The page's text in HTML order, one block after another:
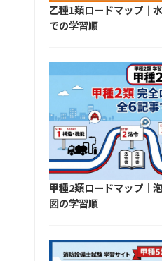
乙種1類ロードマップ｜
での学習順
甲種2類ロードマップ｜
図の学習順